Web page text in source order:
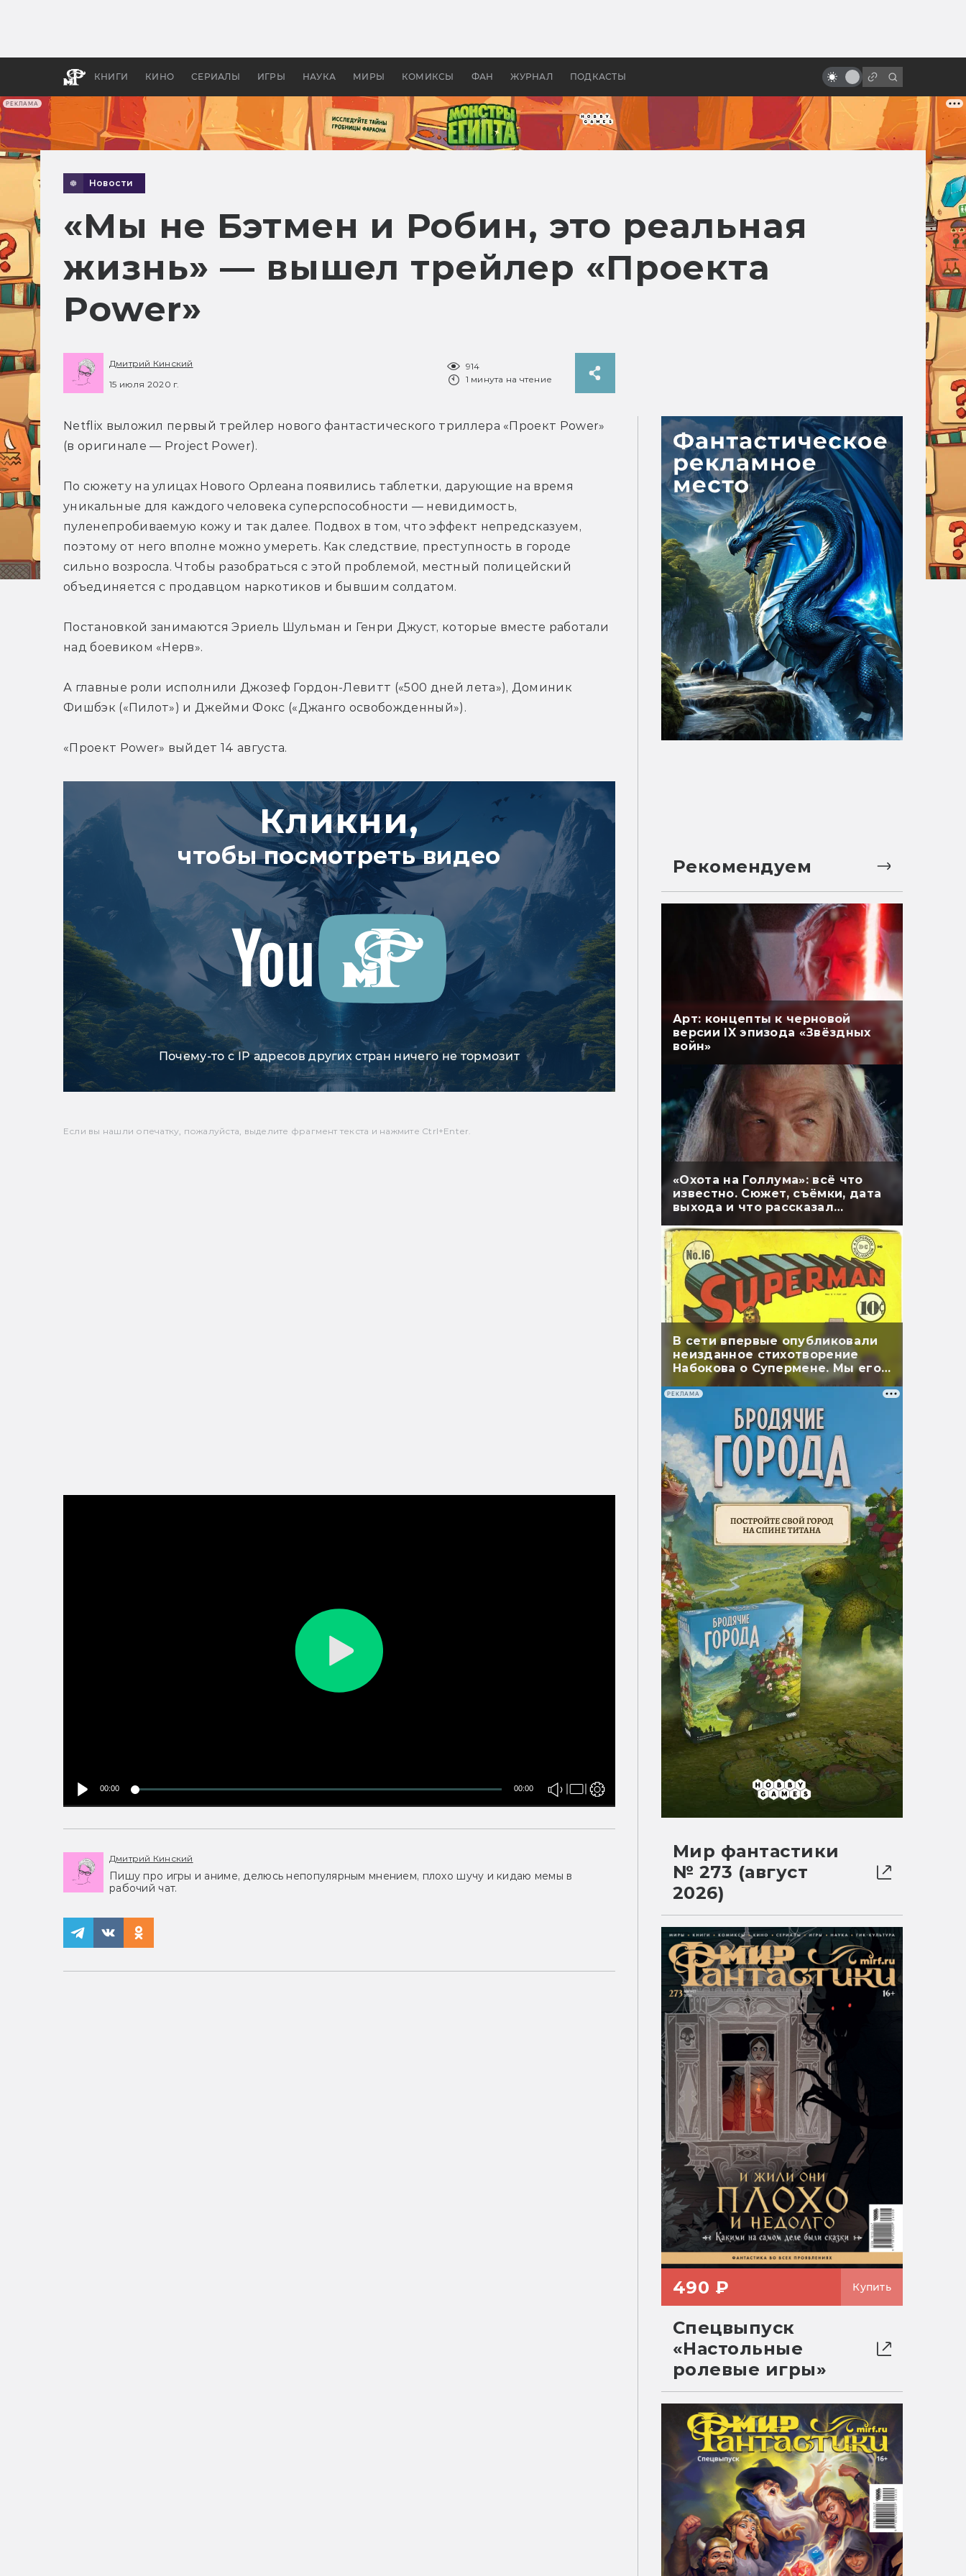
РЕКЛАМА
КНИГИ КИНО СЕРИАЛЫ ИГРЫ НАУКА МИРЫ КОМИКСЫ ФАН ЖУРНАЛ ПОДКАСТЫ
бы «Властелина колец»
Древней Грецией
ли он проверку временем?
Новости
«Мы не Бэтмен и Робин, это реальная
жизнь» — вышел трейлер «Проекта
Power»
Дмитрий Кинский
15 июля 2020 г.
914
1 минута на чтение
Netflix выложил первый трейлер нового фантастического триллера «Проект Power»
(в оригинале — Project Power).
По сюжету на улицах Нового Орлеана появились таблетки, дарующие на время
уникальные для каждого человека суперспособности — невидимость,
пуленепробиваемую кожу и так далее. Подвох в том, что эффект непредсказуем,
поэтому от него вполне можно умереть. Как следствие, преступность в городе
сильно возросла. Чтобы разобраться с этой проблемой, местный полицейский
объединяется с продавцом наркотиков и бывшим солдатом.
Постановкой занимаются Эриель Шульман и Генри Джуст, которые вместе работали
над боевиком «Нерв».
А главные роли исполнили Джозеф Гордон-Левитт («500 дней лета»), Доминик
Фишбэк («Пилот») и Джейми Фокс («Джанго освобожденный»).
«Проект Power» выйдет 14 августа.
Кликни,
чтобы посмотреть видео
Почему-то с IP адресов других стран ничего не тормозит
Если вы нашли опечатку, пожалуйста, выделите фрагмент текста и нажмите Ctrl+Enter.
00:00 00:00
Дмитрий Кинский
Пишу про игры и аниме, делюсь непопулярным мнением, плохо шучу и кидаю мемы в
рабочий чат.
Рекомендуем
Арт: концепты к черновой
версии IX эпизода «Звёздных
войн»
«Охота на Голлума»: всё что
известно. Сюжет, съёмки, дата
выхода и что рассказал
В сети впервые опубликовали
неизданное стихотворение
Набокова о Супермене. Мы его
перевели
РЕКЛАМА
Мир фантастики
№ 273 (август
2026)
490 ₽ Купить
Спецвыпуск
«Настольные
ролевые игры»